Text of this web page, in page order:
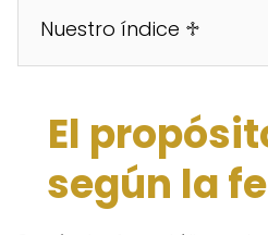
Nuestro índice ♱
El
según la